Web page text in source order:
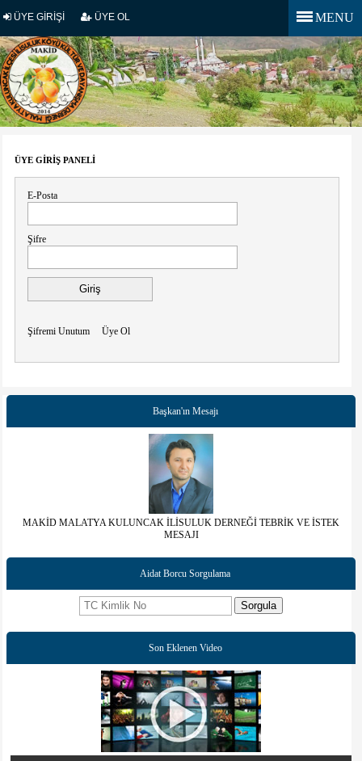
ÜYE GİRİŞİ ÜYE OL MENU
ÜYE GİRİŞ PANELİ
E-Posta
Şifre
Şifremi Unutum Üye Ol
Başkan'ın Mesajı
MAKİD MALATYA KULUNCAK İLİSULUK DERNEĞİ TEBRİK VE İSTEK
MESAJI
Aidat Borcu Sorgulama
Sorgula
Son Eklenen Video